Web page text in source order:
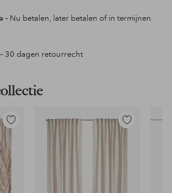
– Nu betalen, later betalen of in termijnen
– 30 dagen retourrecht
Toevoegen
aan
favorieten
Toevoegen
aan